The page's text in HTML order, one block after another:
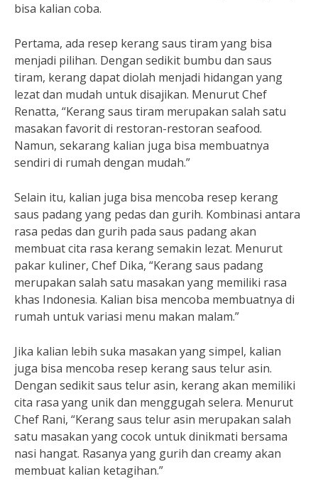
bisa kalian coba.
Pertama, ada resep kerang saus tiram yang bisa
menjadi pilihan. Dengan sedikit bumbu dan saus
tiram, kerang dapat diolah menjadi hidangan yang
lezat dan mudah untuk disajikan. Menurut Chef
Renatta, “Kerang saus tiram merupakan salah satu
masakan favorit di restoran-restoran seafood.
Namun, sekarang kalian juga bisa membuatnya
sendiri di rumah dengan mudah.”
Selain itu, kalian juga bisa mencoba resep kerang
saus padang yang pedas dan gurih. Kombinasi antara
rasa pedas dan gurih pada saus padang akan
membuat cita rasa kerang semakin lezat. Menurut
pakar kuliner, Chef Dika, “Kerang saus padang
merupakan salah satu masakan yang memiliki rasa
khas Indonesia. Kalian bisa mencoba membuatnya di
rumah untuk variasi menu makan malam.”
Jika kalian lebih suka masakan yang simpel, kalian
juga bisa mencoba resep kerang saus telur asin.
Dengan sedikit saus telur asin, kerang akan memiliki
cita rasa yang unik dan menggugah selera. Menurut
Chef Rani, “Kerang saus telur asin merupakan salah
satu masakan yang cocok untuk dinikmati bersama
nasi hangat. Rasanya yang gurih dan creamy akan
membuat kalian ketagihan.”